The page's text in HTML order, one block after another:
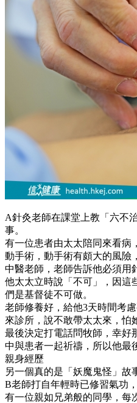
A針灸老師在課堂上教「六不
事。
有一位患者由太太陪同來看病
動手術，動手術有頗大的風險
中醫老師，老師告訴他必須用
他太太立時說「不可」，因這
們是基督徒不可做。
老師修養好，給他3天時間考
來診所，說不敢帶太太來，怕
最後決定打電話問牧師，幸好
中與患者一起祈禱，所以他最
親身經歷
另一個真的是「妖魔鬼怪」故
B老師打自年輕時已修習氣功
有一位親如兄弟般的同學，每